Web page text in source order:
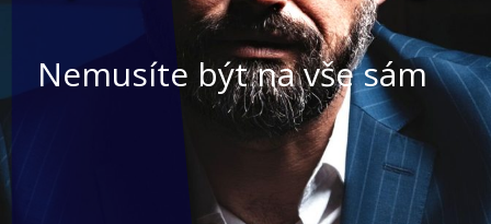
Nemusíte být na vše sám